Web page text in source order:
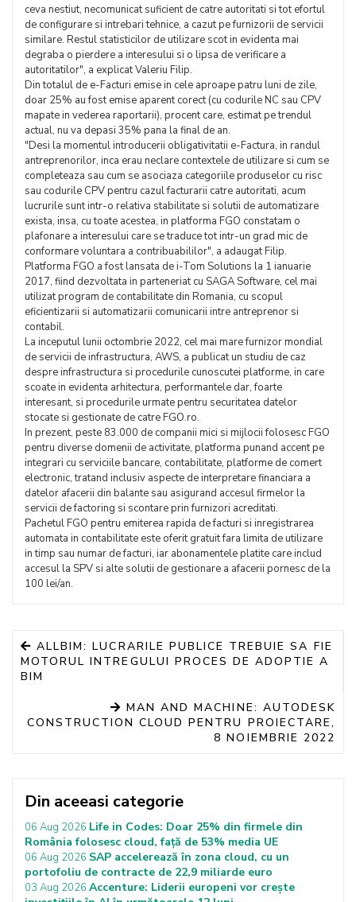
ceva nestiut, necomunicat suficient de catre autoritati si tot efortul
de configurare si intrebari tehnice, a cazut pe furnizorii de servicii
similare. Restul statisticilor de utilizare scot in evidenta mai
degraba o pierdere a interesului si o lipsa de verificare a
autoritatilor", a explicat Valeriu Filip.
Din totalul de e-Facturi emise in cele aproape patru luni de zile,
doar 25% au fost emise aparent corect (cu codurile NC sau CPV
mapate in vederea raportarii), procent care, estimat pe trendul
actual, nu va depasi 35% pana la final de an.
"Desi la momentul introducerii obligativitatii e-Factura, in randul
antreprenorilor, inca erau neclare contextele de utilizare si cum se
completeaza sau cum se asociaza categoriile produselor cu risc
sau codurile CPV pentru cazul facturarii catre autoritati, acum
lucrurile sunt intr-o relativa stabilitate si solutii de automatizare
exista, insa, cu toate acestea, in platforma FGO constatam o
plafonare a interesului care se traduce tot intr-un grad mic de
conformare voluntara a contribuabililor", a adaugat Filip.
Platforma FGO a fost lansata de i-Tom Solutions la 1 ianuarie
2017, fiind dezvoltata in parteneriat cu SAGA Software, cel mai
utilizat program de contabilitate din Romania, cu scopul
eficientizarii si automatizarii comunicarii intre antreprenor si
contabil.
La inceputul lunii octombrie 2022, cel mai mare furnizor mondial
de servicii de infrastructura, AWS, a publicat un studiu de caz
despre infrastructura si procedurile cunoscutei platforme, in care
scoate in evidenta arhitectura, performantele dar, foarte
interesant, si procedurile urmate pentru securitatea datelor
stocate si gestionate de catre FGO.ro.
In prezent, peste 83.000 de companii mici si mijlocii folosesc FGO
pentru diverse domenii de activitate, platforma punand accent pe
integrari cu serviciile bancare, contabilitate, platforme de comert
electronic, tratand inclusiv aspecte de interpretare financiara a
datelor afacerii din balante sau asigurand accesul firmelor la
servicii de factoring si scontare prin furnizori acreditati.
Pachetul FGO pentru emiterea rapida de facturi si inregistrarea
automata in contabilitate este oferit gratuit fara limita de utilizare
in timp sau numar de facturi, iar abonamentele platite care includ
accesul la SPV si alte solutii de gestionare a afacerii pornesc de la
100 lei/an.
ALLBIM: LUCRARILE PUBLICE TREBUIE SA FIE
MOTORUL INTREGULUI PROCES DE ADOPTIE A
BIM
MAN AND MACHINE: AUTODESK
CONSTRUCTION CLOUD PENTRU PROIECTARE,
8 NOIEMBRIE 2022
Din aceeasi categorie
06 Aug 2026 Life in Codes: Doar 25% din firmele din
România folosesc cloud, față de 53% media UE
06 Aug 2026 SAP accelerează în zona cloud, cu un
portofoliu de contracte de 22,9 miliarde euro
03 Aug 2026 Accenture: Liderii europeni vor crește